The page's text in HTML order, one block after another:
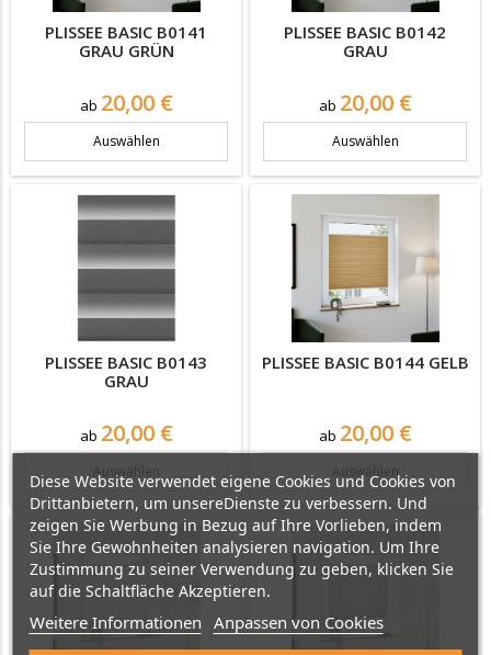
PLISSEE BASIC B0141
GRAU GRÜN
ab Preis
20,00 €
Auswählen
PLISSEE BASIC B0142
GRAU
ab Preis
20,00 €
Auswählen
PLISSEE BASIC B0143
GRAU
ab Preis
20,00 €
Auswählen
PLISSEE BASIC B0144 GELB
ab Preis
20,00 €
Auswählen
Diese Website verwendet eigene Cookies und Cookies von
Drittanbietern, um unsereDienste zu verbessern. Und
zeigen Sie Werbung in Bezug auf Ihre Vorlieben, indem
Sie Ihre Gewohnheiten analysieren navigation. Um Ihre
Zustimmung zu seiner Verwendung zu geben, klicken Sie
auf die Schaltfläche Akzeptieren.
Weitere Informationen Anpassen von Cookies